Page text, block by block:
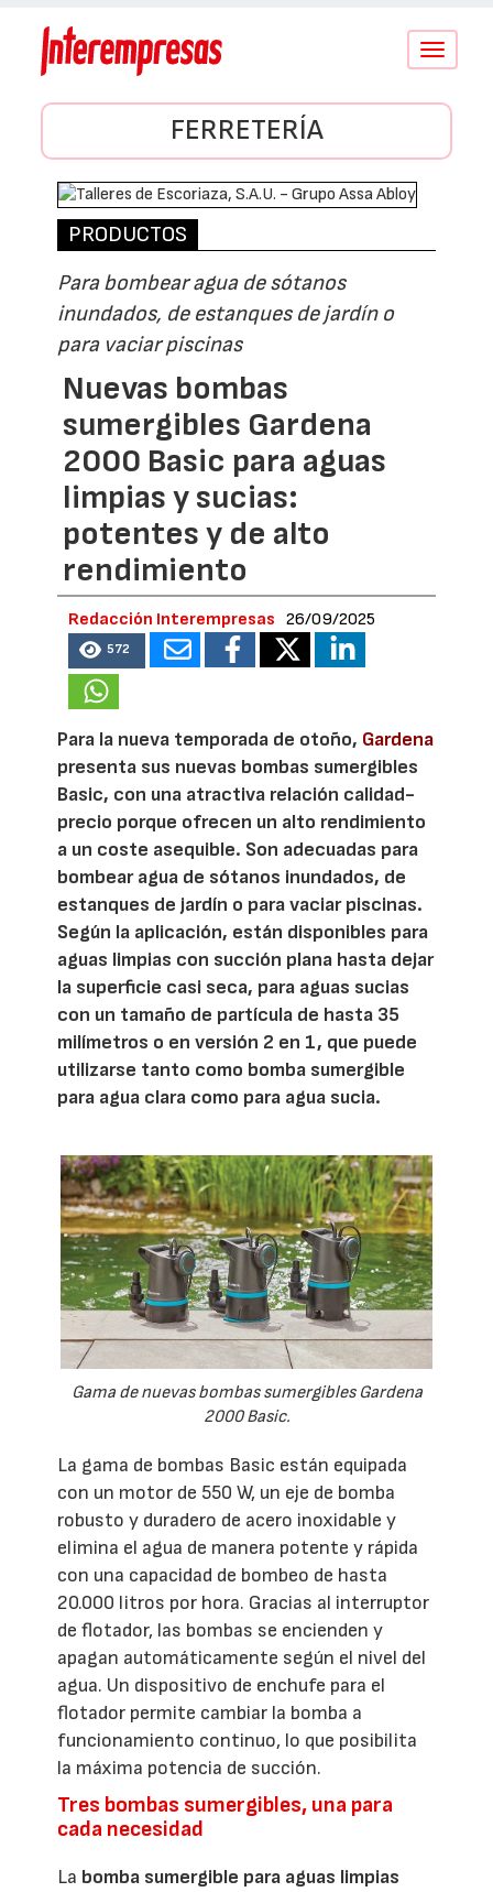
Conmutar
FERRETERÍA
PRODUCTOS
Para bombear agua de sótanos
inundados, de estanques de jardín o
para vaciar piscinas
Nuevas bombas
sumergibles Gardena
2000 Basic para aguas
limpias y sucias:
potentes y de alto
rendimiento
Redacción Interempresas 26/09/2025
572
Para la nueva temporada de otoño, Gardena
presenta sus nuevas bombas sumergibles
Basic, con una atractiva relación calidad-
precio porque ofrecen un alto rendimiento
a un coste asequible. Son adecuadas para
bombear agua de sótanos inundados, de
estanques de jardín o para vaciar piscinas.
Según la aplicación, están disponibles para
aguas limpias con succión plana hasta dejar
la superficie casi seca, para aguas sucias
con un tamaño de partícula de hasta 35
milímetros o en versión 2 en 1, que puede
utilizarse tanto como bomba sumergible
para agua clara como para agua sucia.
Gama de nuevas bombas sumergibles Gardena
2000 Basic.
La gama de bombas Basic están equipada
con un motor de 550 W, un eje de bomba
robusto y duradero de acero inoxidable y
elimina el agua de manera potente y rápida
con una capacidad de bombeo de hasta
20.000 litros por hora. Gracias al interruptor
de flotador, las bombas se encienden y
apagan automáticamente según el nivel del
agua. Un dispositivo de enchufe para el
flotador permite cambiar la bomba a
funcionamiento continuo, lo que posibilita
la máxima potencia de succión.
Tres bombas sumergibles, una para
cada necesidad
La bomba sumergible para aguas limpias